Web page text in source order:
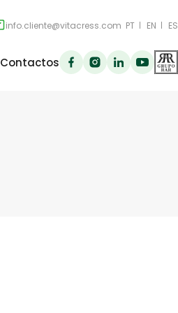
info.cliente@vitacress.com PT EN ES
Contactos